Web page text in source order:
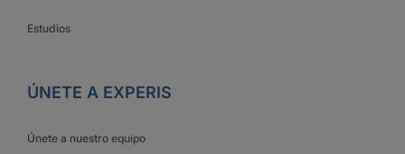
Estudios
ÚNETE A EXPERIS
Únete a nuestro equipo